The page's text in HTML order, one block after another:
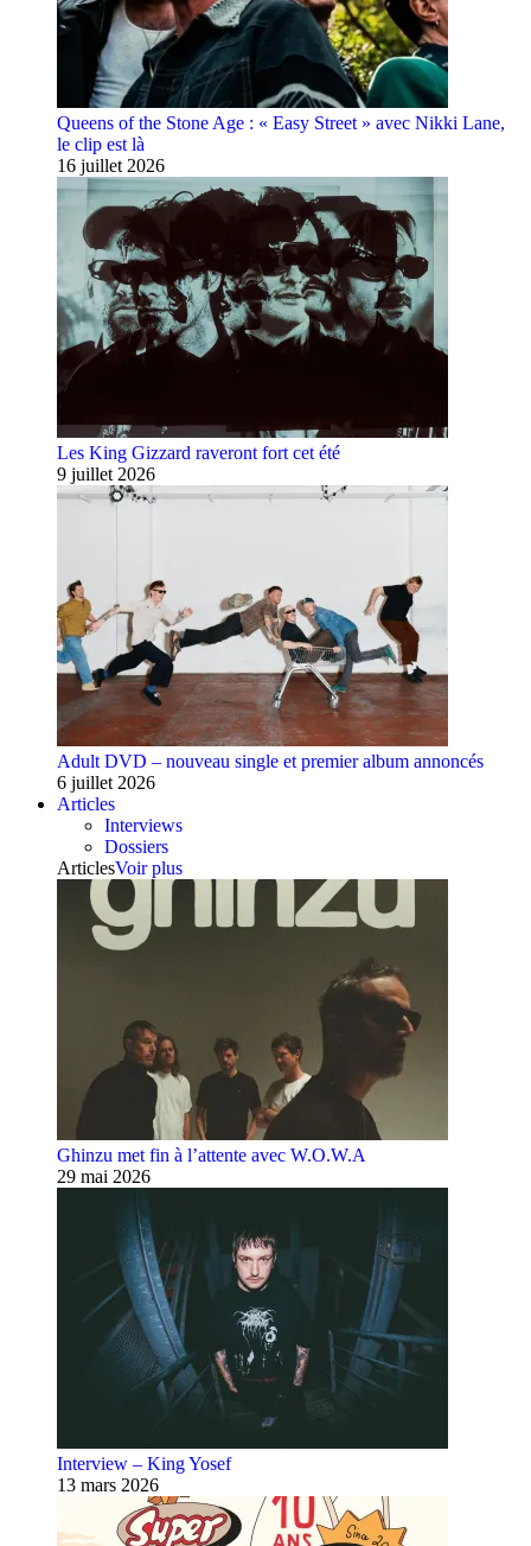
Queens of the Stone Age : « Easy Street » avec Nikki Lane,
le clip est là
16 juillet 2026
Les King Gizzard raveront fort cet été
9 juillet 2026
Adult DVD – nouveau single et premier album annoncés
6 juillet 2026
Articles
Interviews
Dossiers
ArticlesVoir plus
Ghinzu met fin à l’attente avec W.O.W.A
29 mai 2026
Interview – King Yosef
13 mars 2026